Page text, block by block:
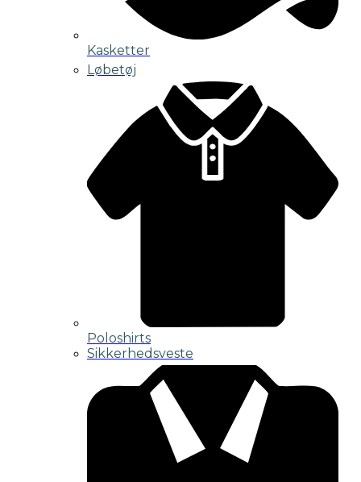
Kasketter
Løbetøj
Poloshirts
Sikkerhedsveste